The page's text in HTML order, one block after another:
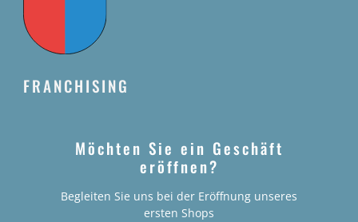
FRANCHISING
Möchten Sie ein Geschäft
eröffnen?
Begleiten Sie uns bei der Eröffnung unseres
ersten Shops